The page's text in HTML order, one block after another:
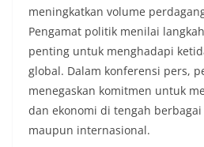
meningkatkan volume
Pengamat politik menilai
penting untuk menghadapi
global. Dalam konferensi pers,
menegaskan komitmen untuk
dan ekonomi di tengah
maupun internasional.